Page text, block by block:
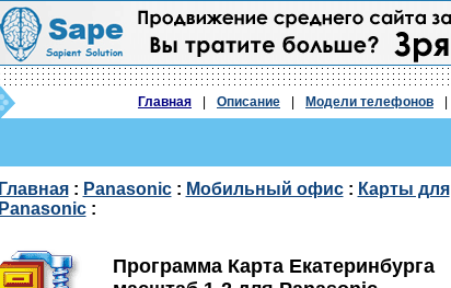
Главная Описание Модели телефонов
Главная: Panasonic: Мобильный офис: Карты для
Panasonic:
Программа Карта Екатеринбурга